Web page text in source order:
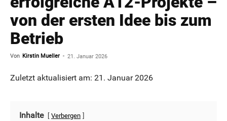
von der ersten Idee bis zum
Betrieb
Von Kirstin Mueller - 21. Januar 2026
Zuletzt aktualisiert am: 21. Januar 2026
Inhalte Verbergen